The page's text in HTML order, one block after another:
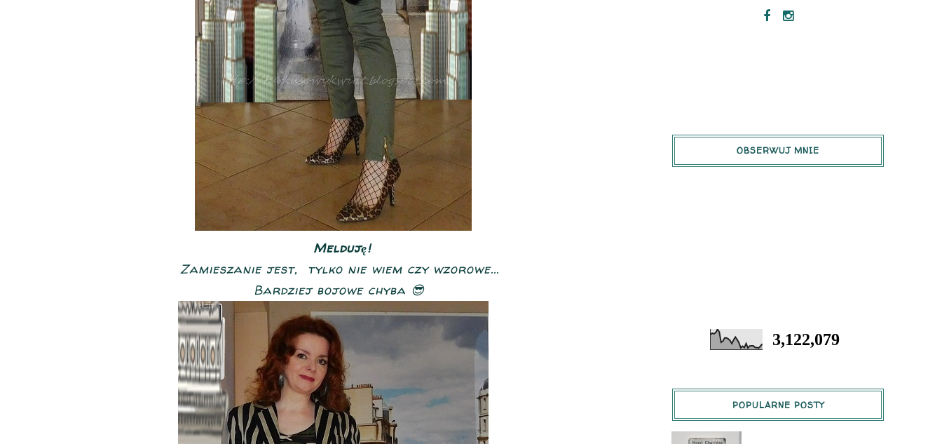
Melduję!
Zamieszanie jest, tylko nie wiem czy wzorowe...
Bardziej bojowe chyba 😎
OBSERWUJ MNIE
3,122,079
POPULARNE POSTY